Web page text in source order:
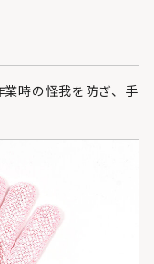
時の怪我を防ぎ、手